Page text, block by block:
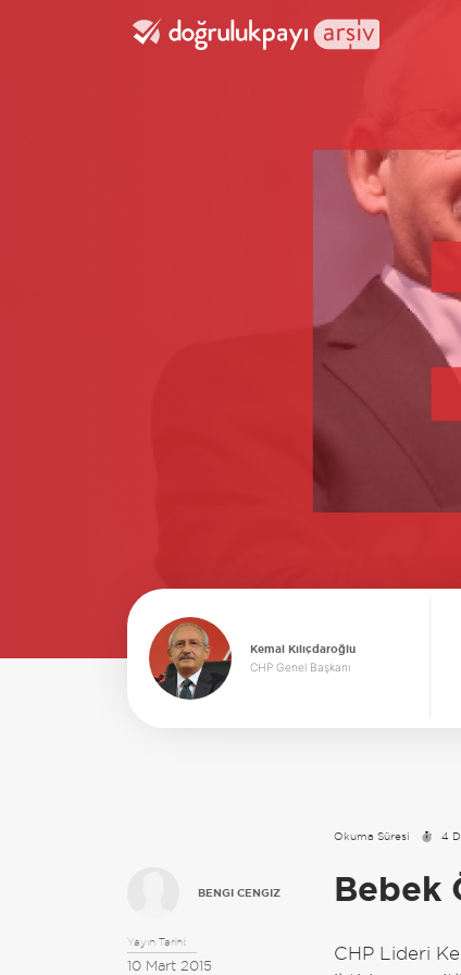
Kemal Kılıçdaroğlu
CHP Genel Başkanı
Okuma Süresi 4
BENGI CENGIZ
Yayın Tarihi:
10 Mart 2015
Bebek
CHP Lideri